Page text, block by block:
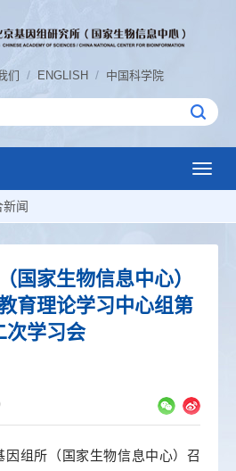
们 / ENGLISH / 中国科学院
Toggle
新闻
国家生物信息中心）
育理论学习中心组第
次学习会
组所（国家生物信息中心）召